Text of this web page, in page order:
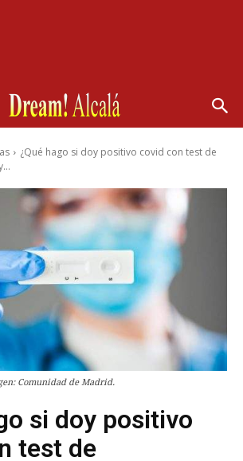
¿Qué hago si doy positivo covid con test de
Comunidad de Madrid.
si doy positivo
test de